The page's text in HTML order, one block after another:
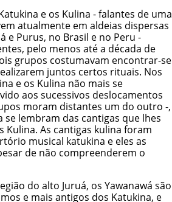
e os Kulina - falantes de uma
atualmente em aldeias dispersas
e Purus, no Brasil e no Peru -
pelo menos até a década de
grupos costumavam encontrar-se
juntos certos rituais. Nos
e os Kulina não mais se
aos sucessivos deslocamentos
moram distantes um do outro -,
se lembram das cantigas que lhes
Kulina. As cantigas kulina foram
musical katukina e eles as
de não compreenderem o
do alto Juruá, os Yawanawá são
e mais antigos dos Katukina, e